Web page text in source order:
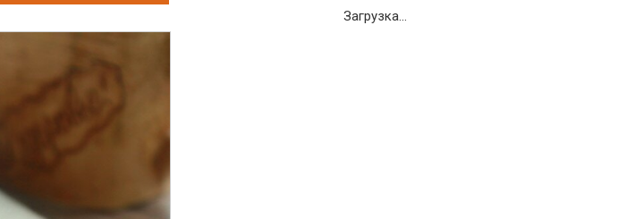
Загрузка...